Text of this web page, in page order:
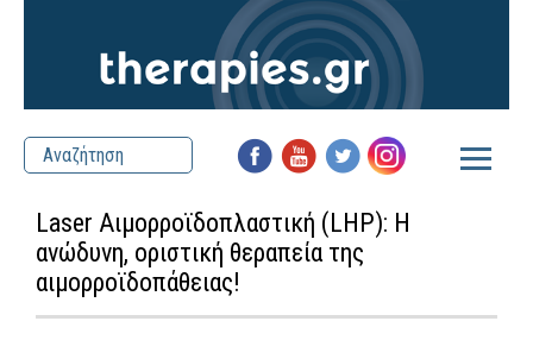
Laser Αιμορροϊδοπλαστική (LHP): Η
ανώδυνη, οριστική θεραπεία της
αιμορροϊδοπάθειας!